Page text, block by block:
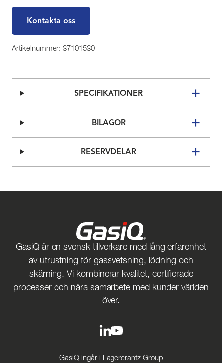
Kontakta oss
Artikelnummer: 37101530
SPECIFIKATIONER
BILAGOR
RESERVDELAR
GasiQ är en svensk tillverkare med lång erfarenhet
av utrustning för gassvetsning, lödning och
skärning. Vi kombinerar kvalitet, certifierade
processer och nära samarbete med kunder världen
över.
GasiQ ingår i Lagercrantz Group